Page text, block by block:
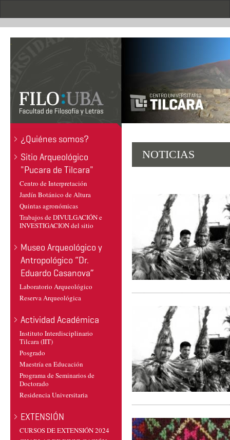
.
¿Quiénes somos?
Sitio Arqueológico
"Pucara de Tilcara"
Centro de Interpretación
Jardín Botánico de Altura
Quintas agronómicas
Trabajos de DIVULGACIÓN e
INVESTIGACION del sitio
Museo Arqueológico y
Antropológico “Dr.
Eduardo Casanova”
Laboratorio Arqueológico
Reserva Arqueológica
Actividad Académica
Instituto Interdisciplinario
Tilcara (IIT)
Posgrado
Maestría en Educación
Programa de Seminarios de
Doctorado
Residencia Universitaria
EXTENSIÓN
CURSOS DE EXTENSIÓN 2024
NOTICIAS